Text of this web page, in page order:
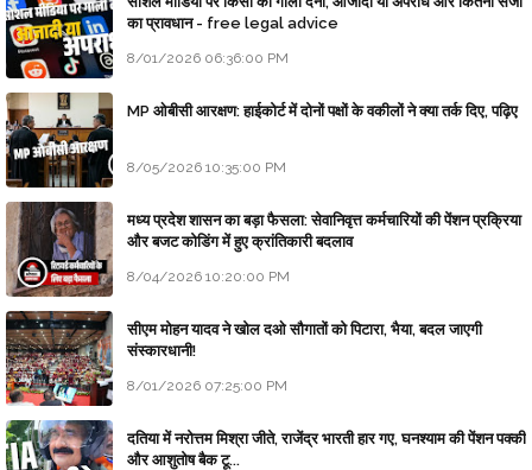
का प्रावधान - free legal advice
8/01/2026 06:36:00 PM
MP ओबीसी आरक्षण: हाईकोर्ट में दोनों पक्षों के वकीलों ने क्या तर्क दिए, पढ़िए
8/05/2026 10:35:00 PM
मध्य प्रदेश शासन का बड़ा फैसला: सेवानिवृत्त कर्मचारियों की पेंशन प्रक्रिया
और बजट कोडिंग में हुए क्रांतिकारी बदलाव
8/04/2026 10:20:00 PM
सीएम मोहन यादव ने खोल दओ सौगातों को पिटारा, भैया, बदल जाएगी
संस्कारधानी!
8/01/2026 07:25:00 PM
दतिया में नरोत्तम मिश्रा जीते, राजेंद्र भारती हार गए, घनश्याम की पेंशन पक्की
और आशुतोष बैक टू...